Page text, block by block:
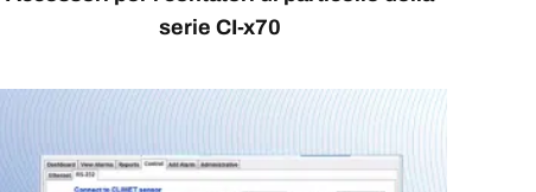
serie CI-x70